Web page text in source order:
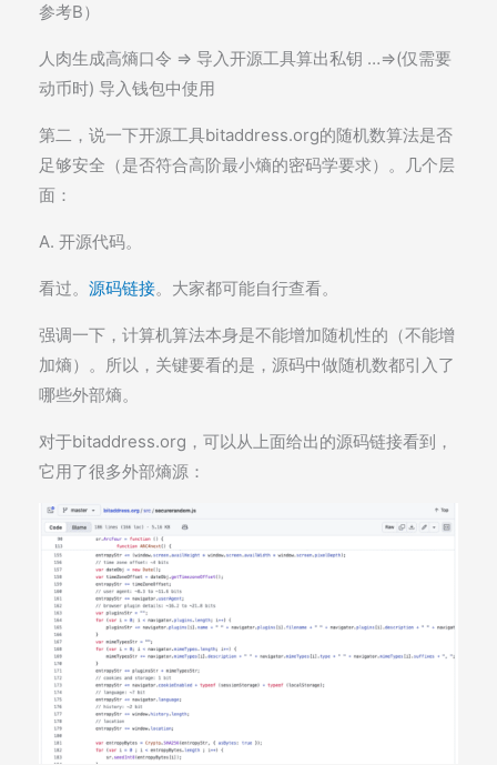
参考B）
人肉生成高熵口令 => 导入开源工具算出私钥 …=>(仅需要
动币时) 导入钱包中使用
第二，说一下开源工具bitaddress.org的随机数算法是否
足够安全（是否符合高阶最小熵的密码学要求）。几个层
面：
A. 开源代码。
看过。 源码链接。大家都可能自行查看。
强调一下，计算机算法本身是不能增加随机性的（不能增
加熵）。所以，关键要看的是，源码中做随机数都引入了
哪些外部熵。
对于bitaddress.org，可以从上面给出的源码链接看到，
它用了很多外部熵源：